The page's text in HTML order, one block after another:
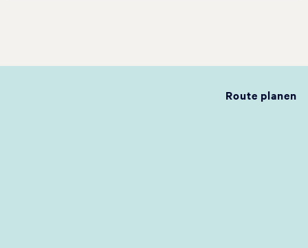
Route planen